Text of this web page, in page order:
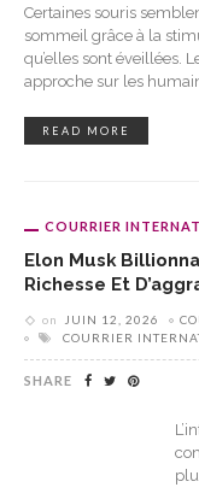
Certaines souris
sommeil grâce à la
qu’elles sont éveillées.
approche sur les
READ MORE
COURRIER
Elon Musk
Richesse Et
on JUIN 12, 2026
COURRIER
SHARE